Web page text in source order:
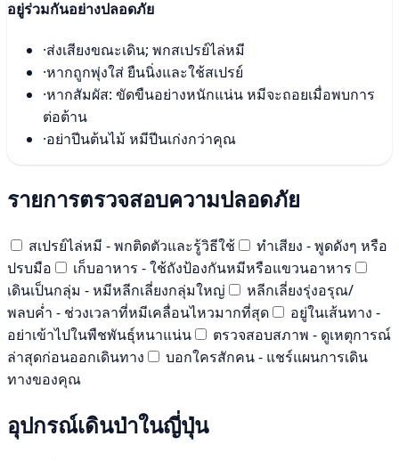
อยู่ร่วมกันอย่างปลอดภัย
·ส่งเสียงขณะเดิน; พกสเปรย์ไล่หมี
·หากถูกพุ่งใส่ ยืนนิ่งและใช้สเปรย์
·หากสัมผัส: ขัดขืนอย่างหนักแน่น หมีจะถอยเมื่อพบการ
ต่อต้าน
·อย่าปีนต้นไม้ หมีปีนเก่งกว่าคุณ
รายการตรวจสอบความปลอดภัย
สเปรย์ไล่หมี - พกติดตัวและรู้วิธีใช้
ทำเสียง - พูดดังๆ หรือ
ปรบมือ
เก็บอาหาร - ใช้ถังป้องกันหมีหรือแขวนอาหาร
เดินเป็นกลุ่ม - หมีหลีกเลี่ยงกลุ่มใหญ่
หลีกเลี่ยงรุ่งอรุณ/
พลบค่ำ - ช่วงเวลาที่หมีเคลื่อนไหวมากที่สุด
อยู่ในเส้นทาง -
อย่าเข้าไปในพืชพันธุ์หนาแน่น
ตรวจสอบสภาพ - ดูเหตุการณ์
ล่าสุดก่อนออกเดินทาง
บอกใครสักคน - แชร์แผนการเดิน
ทางของคุณ
อุปกรณ์เดินป่าในญี่ปุ่น